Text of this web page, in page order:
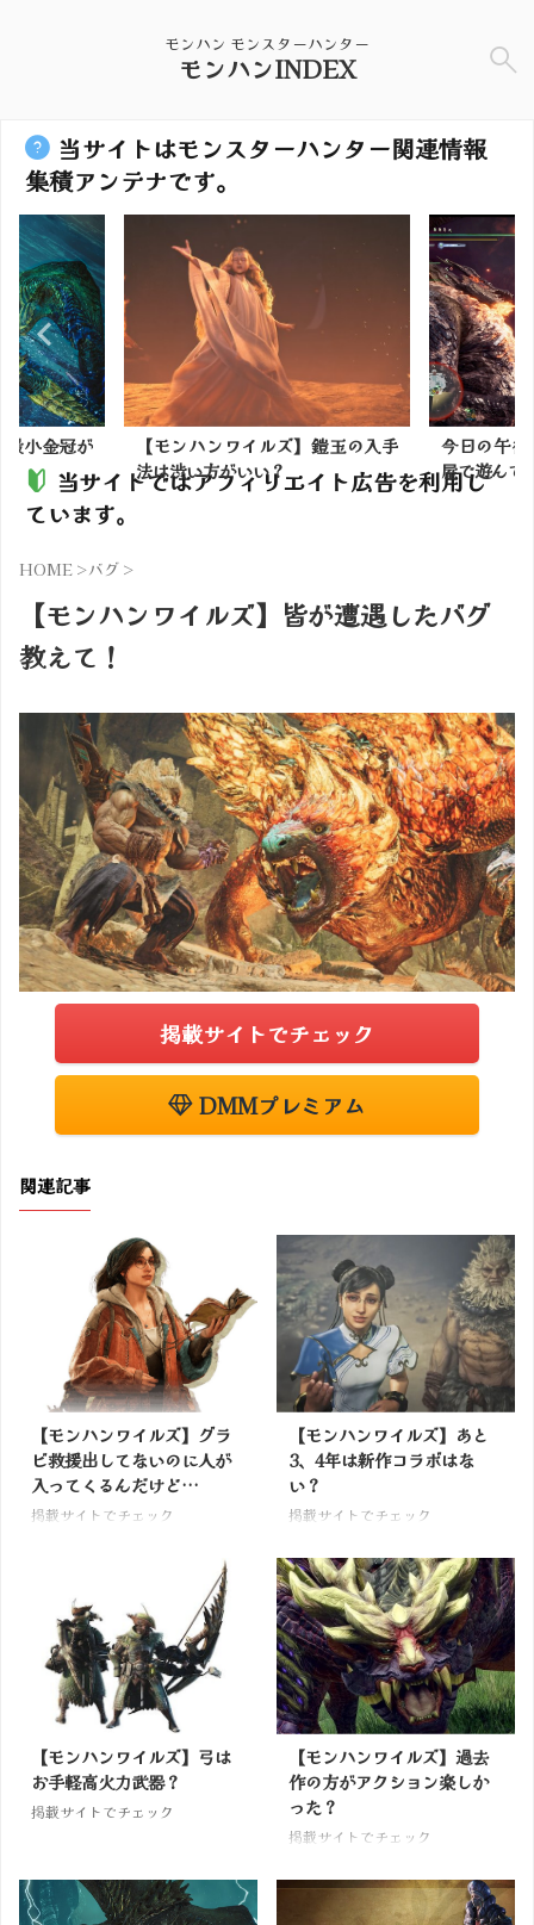
モンハン モンスターハンター
モンハンINDEX
当サイトはモンスターハンター関連情報
集積アンテナです。
小金冠が
【モンハンワイルズ】鎧玉の入手
法は渋い方がいい？
今日の午
屋で遊ん
当サイトではアフィリエイト広告を利用し
ています。
HOME >バグ >
【モンハンワイルズ】皆が遭遇したバグ
教えて！
掲載サイトでチェック
DMMプレミアム
関連記事
【モンハンワイルズ】グラ
ビ救援出してないのに人が
入ってくるんだけど…
掲載サイトでチェック
【モンハンワイルズ】あと
3、4年は新作コラボはな
い？
掲載サイトでチェック
【モンハンワイルズ】弓は
お手軽高火力武器？
掲載サイトでチェック
【モンハンワイルズ】過去
作の方がアクション楽しか
った？
掲載サイトでチェック